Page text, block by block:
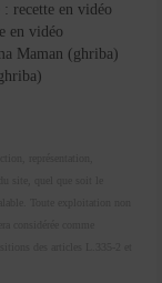
recette en vidéo
en vidéo
Maman (ghriba)